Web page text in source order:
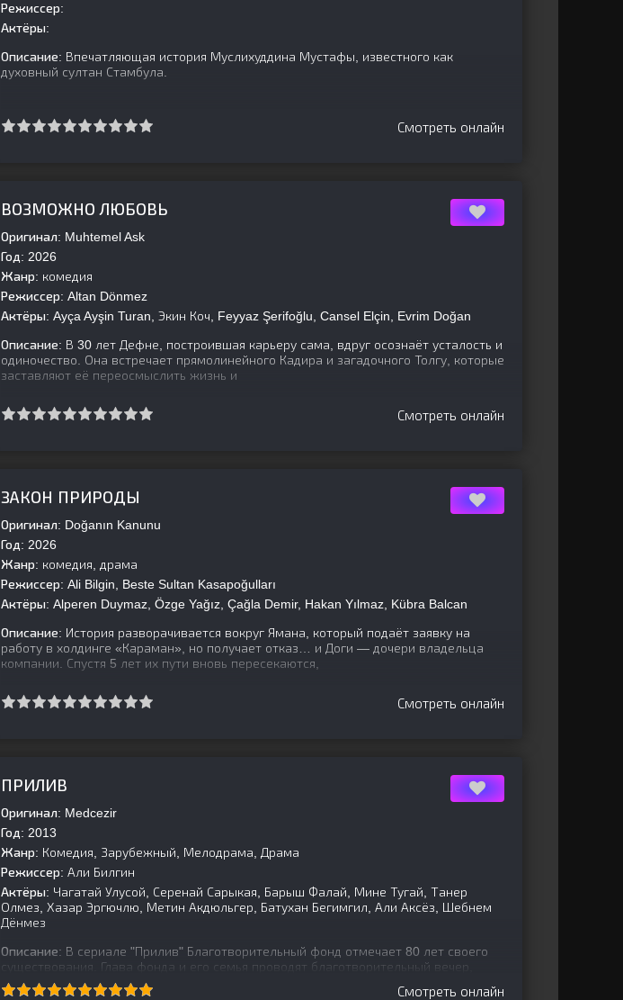
Режиссер:
Актёры:
Описание: Впечатляющая история Муслихуддина Мустафы, известного как
духовный султан Стамбула.
Смотреть онлайн
ВОЗМОЖНО ЛЮБОВЬ
Оригинал: Muhtemel Ask
Год: 2026
Жанр: комедия
Режиссер: Altan Dönmez
Актёры: Ayça Ayşin Turan, Экин Коч, Feyyaz Şerifoğlu, Cansel Elçin, Evrim Doğan
Описание: В 30 лет Дефне, построившая карьеру сама, вдруг осознаёт усталость и
одиночество. Она встречает прямолинейного Кадира и загадочного Толгу, которые
заставляют её переосмыслить жизнь и
Смотреть онлайн
ЗАКОН ПРИРОДЫ
Оригинал: Doğanın Kanunu
Год: 2026
Жанр: комедия, драма
Режиссер: Ali Bilgin, Beste Sultan Kasapoğulları
Актёры: Alperen Duymaz, Özge Yağız, Çağla Demir, Hakan Yılmaz, Kübra Balcan
Описание: История разворачивается вокруг Ямана, который подаёт заявку на
работу в холдинге «Караман», но получает отказ… и Доги — дочери владельца
компании. Спустя 5 лет их пути вновь пересекаются,
Смотреть онлайн
ПРИЛИВ
Оригинал: Medcezir
Год: 2013
Жанр: Комедия, Зарубежный, Мелодрама, Драма
Режиссер: Али Билгин
Актёры: Чагатай Улусой, Серенай Сарыкая, Барыш Фалай, Мине Тугай, Танер
Олмез, Хазар Эргючлю, Метин Акдюльгер, Батухан Бегимгил, Али Аксёз, Шебнем
Дёнмез
Описание: В сериале "Прилив" Благотворительный фонд отмечает 80 лет своего
существования. Глава фонда и его семья проводят благотворительный вечер,
чтобы собрать пожертвования. На вечере
Смотреть онлайн